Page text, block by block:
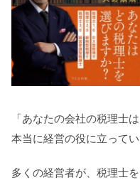
「あなたの会社の税理士は
本当に経営の役に立ってい
多くの経営者が、税理士